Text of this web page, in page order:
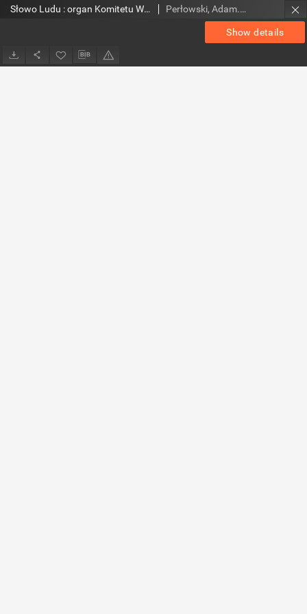
Show details
Słowo Ludu : organ Komitetu Wojewódzkiego Polskiej Zjednoczonej Partii Robotniczej, 1984, R.XXXV, nr 139 Perłowski, Adam. Red.